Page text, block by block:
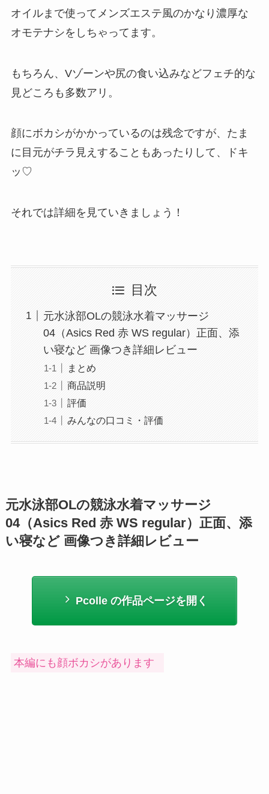
オイルまで使ってメンズエステ風のかなり濃厚な
オモテナシをしちゃってます。
もちろん、Vゾーンや尻の食い込みなどフェチ的な
見どころも多数アリ。
顔にボカシがかかっているのは残念ですが、たま
に目元がチラ見えすることもあったりして、ドキ
ッ♡
それでは詳細を見ていきましょう！
目次
元水泳部OLの競泳水着マッサージ
04（Asics Red 赤 WS regular）正面、添
い寝など 画像つき詳細レビュー
まとめ
商品説明
評価
みんなの口コミ・評価
元水泳部OLの競泳水着マッサージ
04（Asics Red 赤 WS regular）正面、添
い寝など 画像つき詳細レビュー
Pcolle の作品ページを開く
本編にも顔ボカシがあります